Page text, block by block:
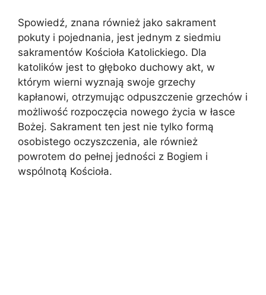
Spowiedź, znana również jako sakrament
pokuty i pojednania, jest jednym z siedmiu
sakramentów Kościoła Katolickiego. Dla
katolików jest to głęboko duchowy akt, w
którym wierni wyznają swoje grzechy
kapłanowi, otrzymując odpuszczenie grzechów i
możliwość rozpoczęcia nowego życia w łasce
Bożej. Sakrament ten jest nie tylko formą
osobistego oczyszczenia, ale również
powrotem do pełnej jedności z Bogiem i
wspólnotą Kościoła.